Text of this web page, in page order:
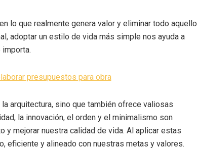
lo que realmente genera valor y eliminar todo aquello
adoptar un estilo de vida más simple nos ayuda a
presupuestos para obra
arquitectura, sino que también ofrece valiosas
la innovación, el orden y el minimalismo son
y mejorar nuestra calidad de vida. Al aplicar estas
eficiente y alineado con nuestras metas y valores.